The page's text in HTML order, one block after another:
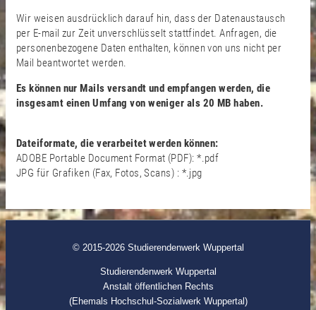
Wir weisen ausdrücklich darauf hin, dass der Datenaustausch
per E-mail zur Zeit unverschlüsselt stattfindet. Anfragen, die
personenbezogene Daten enthalten, können von uns nicht per
Mail beantwortet werden.
Es können nur Mails versandt und empfangen werden, die
insgesamt einen Umfang von weniger als 20 MB haben.
Dateiformate, die verarbeitet werden können:
ADOBE Portable Document Format (PDF): *.pdf
JPG für Grafiken (Fax, Fotos, Scans) : *.jpg
© 2015-2026 Studierendenwerk Wuppertal
Studierendenwerk Wuppertal
Anstalt öffentlichen Rechts
(Ehemals Hochschul-Sozialwerk Wuppertal)